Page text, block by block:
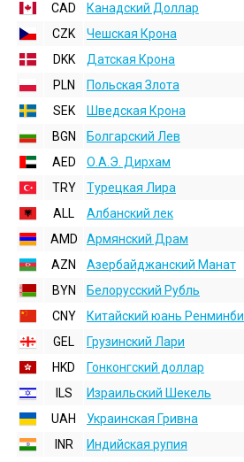
CAD
Канадский Доллар
CZK
Чешская Крона
DKK
Датская Крона
PLN
Польская Злота
SEK
Шведская Крона
BGN
Болгарский Лев
AED
О.А.Э. Дирхам
TRY
Турецкая Лира
ALL
Албанский лек
AMD
Армянский Драм
AZN
Азербайджанский Манат
BYN
Белорусский Рубль
CNY
Китайский юань Ренминби
GEL
Грузинский Лари
HKD
Гонконгский доллаp
ILS
Израильский Шекель
UAH
Украинская Гривна
INR
Индийская pупия